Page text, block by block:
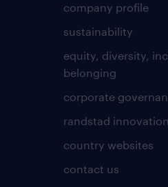
company profile
sustainability
equity, diversity,
belonging
corporate
randstad
country websites
contact us